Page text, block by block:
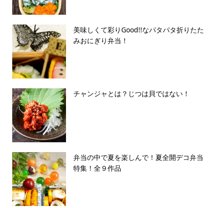
美味しくて彩りGood!!なパタパタ折りたた
みおにぎり弁当！
チャンジャとは？じつは貝ではない！
弁当の中で夏を楽しんで！夏全開デコ弁当
特集！全９作品